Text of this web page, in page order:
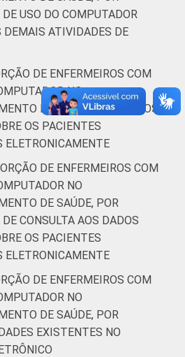
DE USO DO COMPUTADOR
DEMAIS ATIVIDADES DE
DE ENFERMEIROS COM
NO
DE SAÚDE, POR DADOS
OS PACIENTES
ELETRONICAMENTE
DE ENFERMEIROS COM
NO
DE SAÚDE, POR
DE CONSULTA AOS DADOS
OS PACIENTES
ELETRONICAMENTE
DE ENFERMEIROS COM
NO
DE SAÚDE, POR
EXISTENTES NO